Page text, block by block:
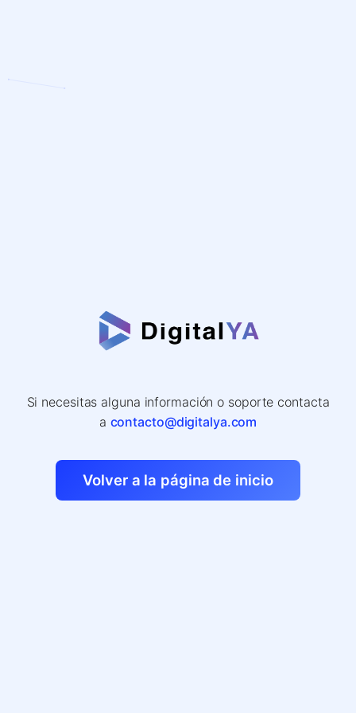
Si necesitas alguna información o soporte contacta
a contacto@digitalya.com
Volver a la página de inicio